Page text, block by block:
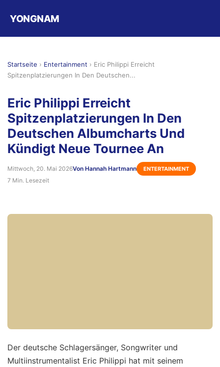
YONGNAM
Startseite › Entertainment › Eric Philippi Erreicht
Spitzenplatzierungen In Den Deutschen...
Eric Philippi Erreicht
Spitzenplatzierungen In Den
Deutschen Albumcharts Und
Kündigt Neue Tournee An
Mittwoch, 20. Mai 2026Von Hannah Hartmann ENTERTAINMENT
7 Min. Lesezeit
Der deutsche Schlagersänger, Songwriter und
Multiinstrumentalist Eric Philippi hat mit seinem